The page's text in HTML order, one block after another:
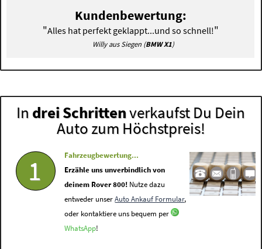
Kundenbewertung:
"Alles hat perfekt geklappt...und so schnell!"
Willy aus Siegen (BMW X1)
In drei Schrittenverkaufst Du Dein
Auto zum Höchstpreis!
1
Fahrzeugbewertung...
Erzähle uns unverbindlich von
deinem Rover 800! Nutze dazu
entweder unserAuto Ankauf Formular,
oder kontaktiere uns bequem per
WhatsApp!